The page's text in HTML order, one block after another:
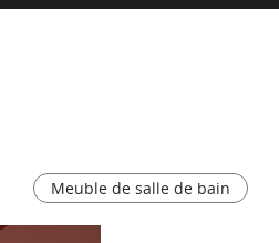
Meuble de salle de bain